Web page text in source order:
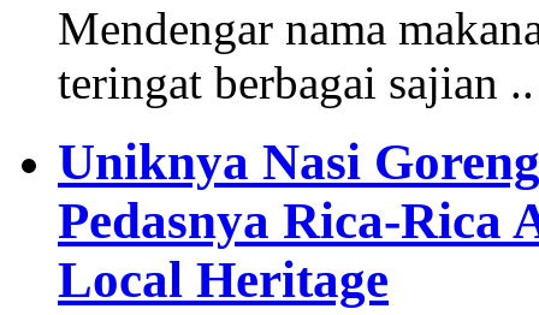
Mendengar nama
teringat berbagai sajian
Uniknya Nasi
Pedasnya Rica-Rica
Local Heritage